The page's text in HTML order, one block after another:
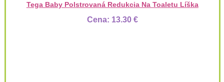
Tega Baby Polstrovaná Redukcia Na Toaletu Líška
Cena: 13.30 €